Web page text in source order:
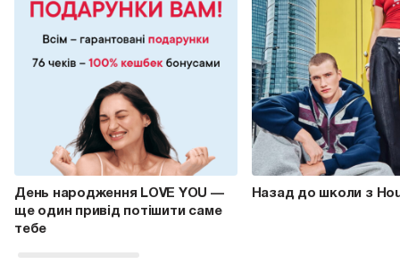
День народження LOVE YOU —
ще один привід потішити саме
тебе
Назад до школи з